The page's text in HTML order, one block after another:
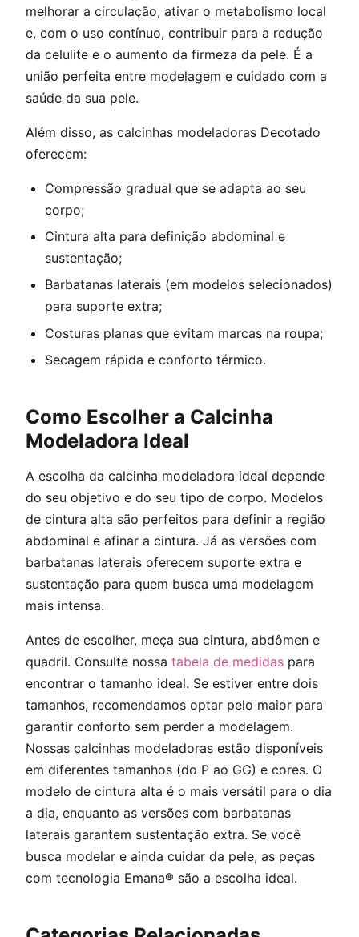
melhorar a circulação, ativar o metabolismo local
e, com o uso contínuo, contribuir para a redução
da celulite e o aumento da firmeza da pele. É a
união perfeita entre modelagem e cuidado com a
saúde da sua pele.
Além disso, as calcinhas modeladoras Decotado
oferecem:
Compressão gradual que se adapta ao seu
corpo;
Cintura alta para definição abdominal e
sustentação;
Barbatanas laterais (em modelos selecionados)
para suporte extra;
Costuras planas que evitam marcas na roupa;
Secagem rápida e conforto térmico.
Como Escolher a Calcinha
Modeladora Ideal
A escolha da calcinha modeladora ideal depende
do seu objetivo e do seu tipo de corpo. Modelos
de cintura alta são perfeitos para definir a região
abdominal e afinar a cintura. Já as versões com
barbatanas laterais oferecem suporte extra e
sustentação para quem busca uma modelagem
mais intensa.
Antes de escolher, meça sua cintura, abdômen e
quadril. Consulte nossa tabela de medidas para
encontrar o tamanho ideal. Se estiver entre dois
tamanhos, recomendamos optar pelo maior para
garantir conforto sem perder a modelagem.
Nossas calcinhas modeladoras estão disponíveis
em diferentes tamanhos (do P ao GG) e cores. O
modelo de cintura alta é o mais versátil para o dia
a dia, enquanto as versões com barbatanas
laterais garantem sustentação extra. Se você
busca modelar e ainda cuidar da pele, as peças
com tecnologia Emana® são a escolha ideal.